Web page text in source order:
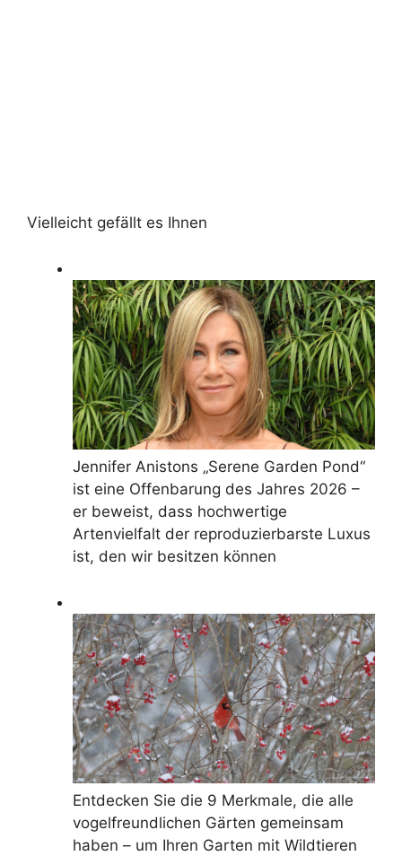
Vielleicht gefällt es Ihnen
Jennifer Anistons „Serene Garden Pond“
ist eine Offenbarung des Jahres 2026 –
er beweist, dass hochwertige
Artenvielfalt der reproduzierbarste Luxus
ist, den wir besitzen können
Entdecken Sie die 9 Merkmale, die alle
vogelfreundlichen Gärten gemeinsam
haben – um Ihren Garten mit Wildtieren